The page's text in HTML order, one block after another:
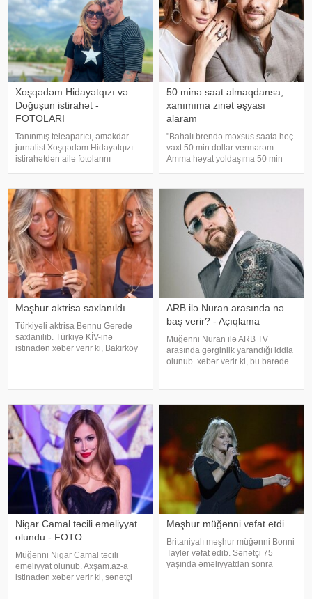
Xoşqədəm Hidayətqızı və
Doğuşun istirahət -
FOTOLARI
Tanınmış teleaparıcı, əməkdar
jurnalist Xoşqədəm Hidayətqızı
istirahətdən ailə fotolarını
başlığını yazıb. Fotolar böyük
maraqla qarşılanıb. Həmi
50 minə saat almaqdansa,
xanımıma zinət əşyası
alaram
"Bahalı brendə məxsus saata heç
vaxt 50 min dollar vermərəm.
Amma həyat yoldaşıma 50 min
istinadən xəbər verir ki, bu sözləri
Xalq artisti Emin Ağalaro
Məşhur aktrisa saxlanıldı
Türkiyəli aktrisa Bennu Gerede
saxlanılıb. Türkiyə KİV-inə
istinadən xəbər verir ki, Bakırköy
fikirlərlə bağlı "ədəbsizlik" ittiham
ARB ilə Nuran arasında nə
baş verir? - Açıqlama
Müğənni Nuran ilə ARB TV
arasında gərginlik yarandığı iddia
olunub. xəbər verir ki, bu barədə
alınmış görüntü və
açıqlamalarının heç bir rəsm
Nigar Camal təcili əməliyyat
olundu - FOTO
Müğənni Nigar Camal təcili
əməliyyat olunub. Axşam.az-a
istinadən xəbər verir ki, sənətçi
Məşhur müğənni vəfat etdi
Britaniyalı məşhur müğənni Bonni
Tayler vəfat edib. Sənətçi 75
yaşında əməliyyatdan sonra